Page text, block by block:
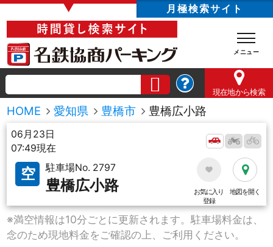
▼ 月極検索サイト
現在地から検索
HOME 愛知県 豊橋市 豊橋広小路
06月23日
07:49現在
空 駐車場No. 2797
豊橋広小路
お気に入り
登録
地図を開く
※満空情報は10分ごとに更新されます。駐車場料金は、
念のため現地料金をご確認の上、ご利用ください。